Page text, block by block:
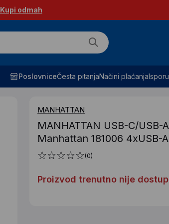
Kupi odmah
PoslovniceČesta pitanjaNačini plaćanja
MANHATTAN
MANHATTAN USB-C/USB-
Manhattan 181006 4xUSB-
(0)
Proizvod trenutno nije